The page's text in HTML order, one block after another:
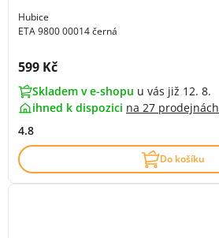
Hubice
ETA 9800 00014 černá
Cena s DPH:
599 Kč
Skladem v e-shopu u vás již 12. 8.
ihned k dispozici na 27 prodejnách
4.8
Do košíku